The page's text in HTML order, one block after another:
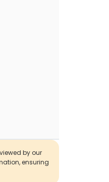
by our
ensuring